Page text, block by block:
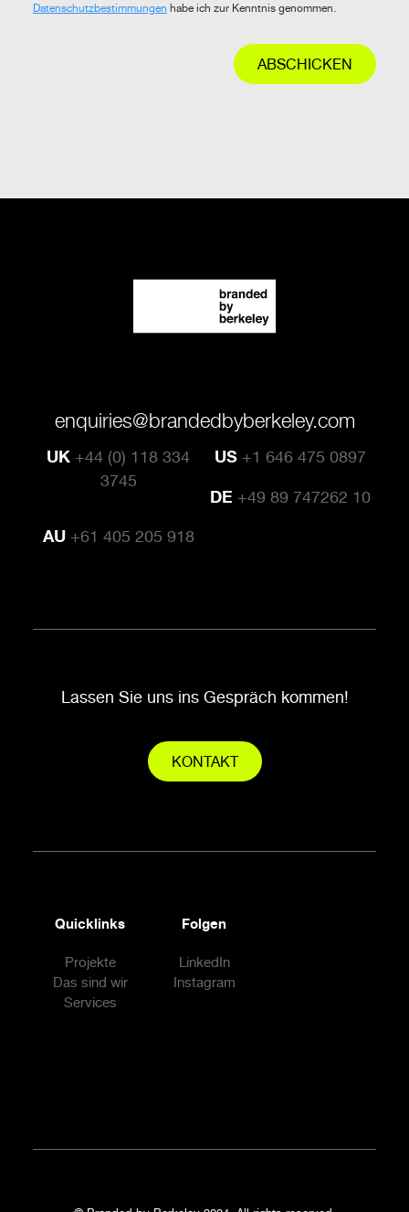
Datenschutzbestimmungen habe ich zur Kenntnis genommen.
ABSCHICKEN
enquiries@brandedbyberkeley.com
UK +44 (0) 118 334
3745
US +1 646 475 0897
DE +49 89 747262 10
AU +61 405 205 918
Lassen Sie uns ins Gespräch kommen!
KONTAKT
Quicklinks
Projekte
Das sind wir
Services
Folgen
LinkedIn
Instagram